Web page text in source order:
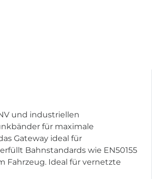
und industriellen
für maximale
Gateway ideal für
Bahnstandards wie EN50155
Fahrzeug. Ideal für vernetzte